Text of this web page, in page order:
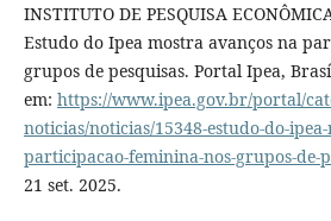
INSTITUTO DE PESQUISA
Estudo do Ipea mostra avanços na
grupos de pesquisas. Portal Ipea,
em: https://www.ipea.gov.br/portal/
noticias/noticias/15348-estudo-do-
participacao-feminina-nos-grupos-de-
21 set. 2025.